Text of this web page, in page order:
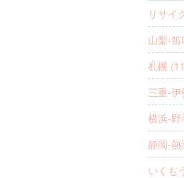
リサイ
山梨-
札幌
三重-
横浜-
静岡-
いくも